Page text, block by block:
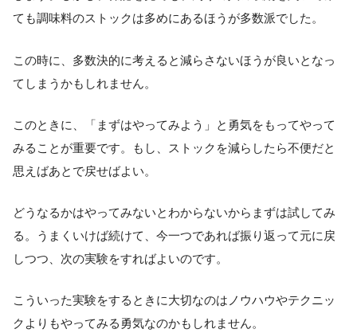
ても調味料のストックは多めにあるほうが多数派でした。
この時に、多数決的に考えると減らさないほうが良いとなっ
てしまうかもしれません。
このときに、「まずはやってみよう」と勇気をもってやって
みることが重要です。もし、ストックを減らしたら不便だと
思えばあとで戻せばよい。
どうなるかはやってみないとわからないからまずは試してみ
る。うまくいけば続けて、今一つであれば振り返って元に戻
しつつ、次の実験をすればよいのです。
こういった実験をするときに大切なのはノウハウやテクニッ
クよりもやってみる勇気なのかもしれません。